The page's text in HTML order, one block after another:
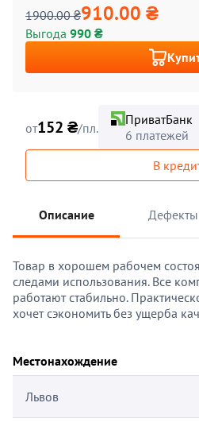
1900.00 ₴910.00 ₴
Выгода 990 ₴
от152 ₴/пл.
ПриватБанк
6 платежей
В
Описание Дефекты
Товар в хорошем рабочем
следами использования. Все
работают стабильно.
хочет сэкономить без ущерба
Местонахождение
Львов